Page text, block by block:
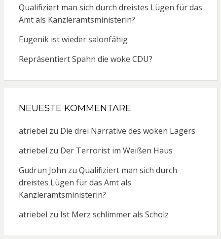
Qualifiziert man sich durch dreistes Lügen für das
Amt als Kanzleramtsministerin?
Eugenik ist wieder salonfähig
Repräsentiert Spahn die woke CDU?
NEUESTE KOMMENTARE
atriebel zu Die drei Narrative des woken Lagers
atriebel zu Der Terrorist im Weißen Haus
Gudrun John zu Qualifiziert man sich durch
dreistes Lügen für das Amt als
Kanzleramtsministerin?
atriebel zu Ist Merz schlimmer als Scholz